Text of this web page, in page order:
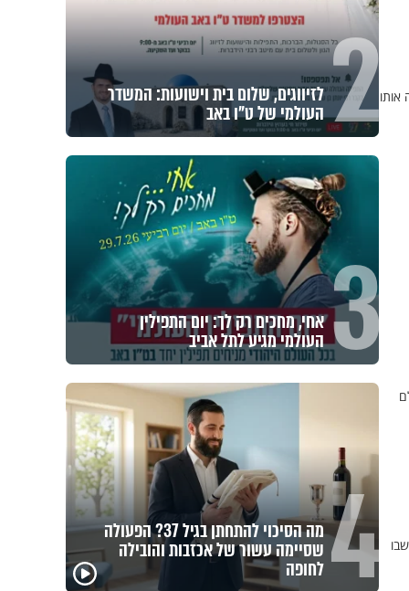
2 לזיווגים, שלום בית וישועות: המשדר
העולמי של ט"ו באב
3 אחי, מחכים רק לך: יום התפילין
העולמי מגיע לתל אביב
4 מה הסיכוי להתחתן בגיל 37? הפעולה
שסיימה עשור של אכזבות והובילה
לחופה